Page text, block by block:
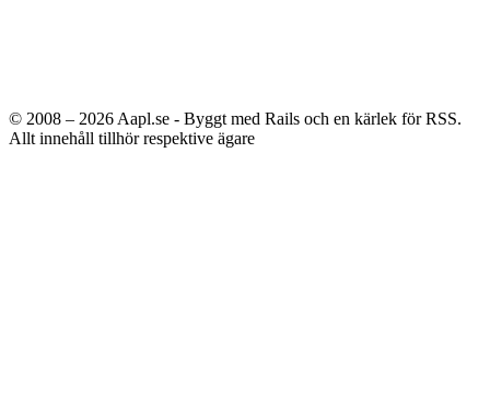
© 2008 – 2026 Aapl.se - Byggt med Rails och en kärlek för RSS.
Allt innehåll tillhör respektive ägare